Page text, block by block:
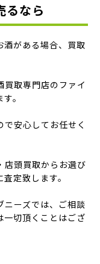
るなら
酒がある場合、買取
取専門店のファイ
。
安心してお任せく
店頭買取からお選び
定致します。
ーズでは、ご相談
一切頂くことはござ